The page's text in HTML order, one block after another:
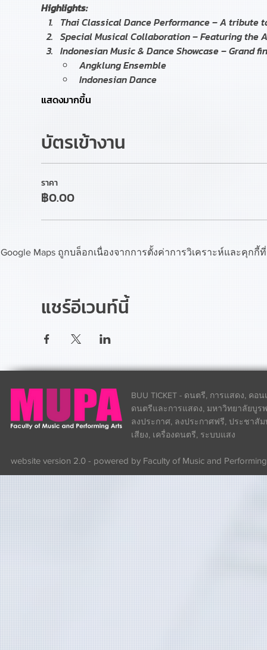
Highlights:
Thai Classical Dance Performance – A tribute
Special Musical Collaboration – Featuring the
Indonesian Music & Dance Showcase – Grand
Angklung Ensemble
Indonesian Dance
แสดงมากขึ้น
บัตรเข้างาน
ราคา
฿0.00
Google Maps ถูกบล็อกเนื่องจากการตั้งค่าการวิเคราะห์และคุกกี้
แชร์อีเวนท์นี้
BUU TICKET - ดนตรี, การแสดง, คอ
ดนตรีและการแสดง, มหาวิทยาลัยบูร
ลงประกาศ, ลงประกาศฟรี, ประชาสั
เสียง, เครื่องดนตรี, ระบบแสง
website version 2.0 - powered by Faculty of Music and